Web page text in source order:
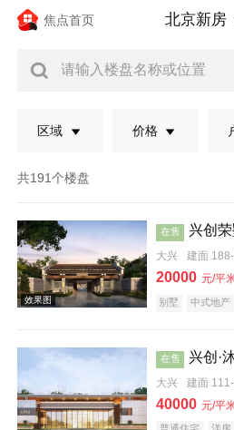
焦点首页 北京新房
请输入楼盘名称或位置
区域 价格
共191个楼盘
效果图
在售 兴创
大兴 建面
20000 元/平
别墅 中式地产
在售 兴创·
大兴 建面
40000 元/平